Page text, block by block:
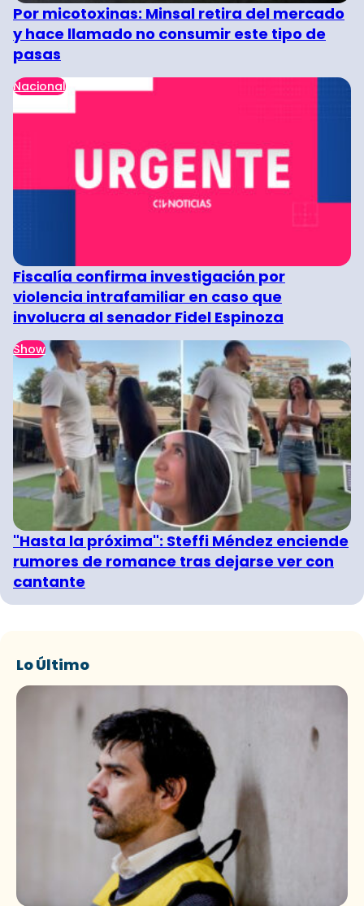
Por micotoxinas: Minsal retira del mercado
y hace llamado no consumir este tipo de
pasas
Nacional
Fiscalía confirma investigación por
violencia intrafamiliar en caso que
involucra al senador Fidel Espinoza
Show
"Hasta la próxima": Steffi Méndez enciende
rumores de romance tras dejarse ver con
cantante
Lo Último